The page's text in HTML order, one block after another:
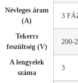
Névleges áram
(A)
3
Tekercs
feszültség (V)
200-
A lengyelek
száma
3